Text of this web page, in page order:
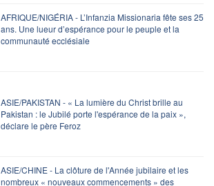
AFRIQUE/NIGÉRIA - L’Infanzia Missionaria fête ses 25
ans. Une lueur d’espérance pour le peuple et la
communauté ecclésiale
ASIE/PAKISTAN - « La lumière du Christ brille au
Pakistan : le Jubilé porte l'espérance de la paix »,
déclare le père Feroz
ASIE/CHINE - La clôture de l'Année jubilaire et les
nombreux « nouveaux commencements » des